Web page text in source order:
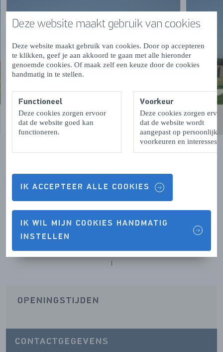
Deze website maakt gebruik van cookies
Deze website maakt gebruik van cookies. Door op accepteren
te klikken, geef je aan akkoord te gaan met alle hieronder
genoemde cookies. Of maak zelf een keuze door de cookies
handmatig in te stellen.
Functioneel
Deze cookies zorgen ervoor
dat de website goed kan
functioneren.
Voorkeur
Deze cookies zorgen
dat de website wordt
aangepast op persoonlijke
voorkeuren en interesses.
IK ACCEPTEER ALLE COOKIES
IK WIL MIJN COOKIES HANDMATIG
INSTELLEN
VORIGEVOLGENDE
Contactgegevens & Openingstijden
OPENINGSTIJDEN
CONTACTGEGEVENS